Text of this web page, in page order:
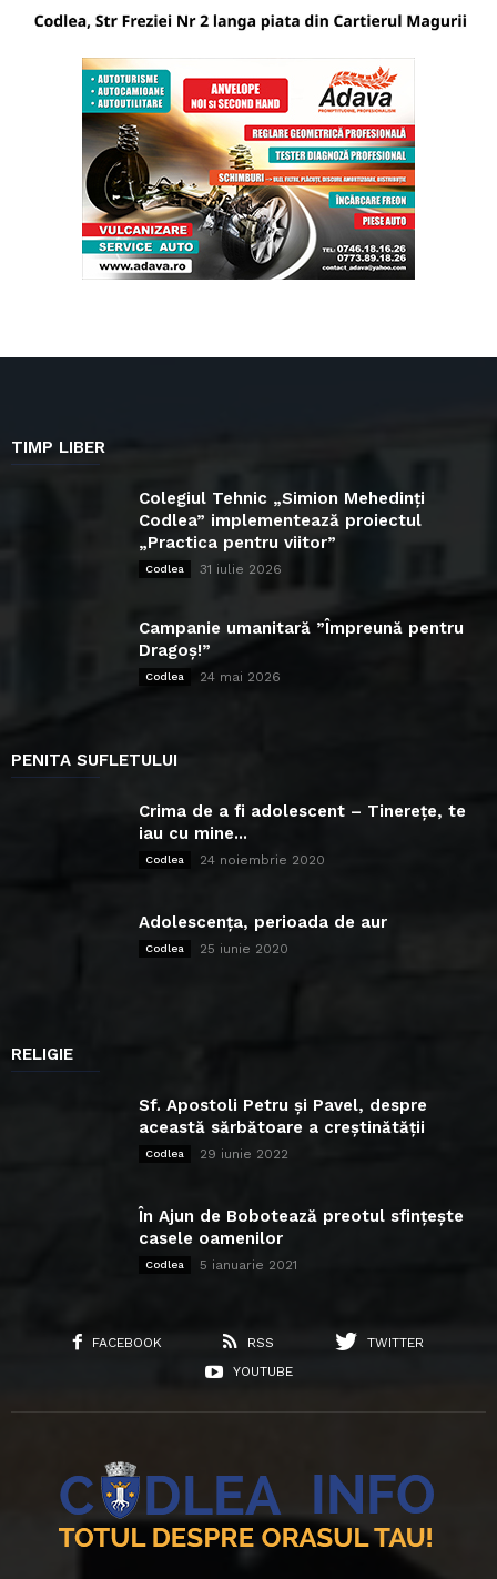
TIMP LIBER
Colegiul Tehnic „Simion Mehedinți
Codlea” implementează proiectul
„Practica pentru viitor”
Codlea 31 iulie 2026
Campanie umanitară ”Împreună pentru
Dragoș!”
Codlea 24 mai 2026
PENITA SUFLETULUI
Crima de a fi adolescent – Tinerețe, te
iau cu mine...
Codlea 24 noiembrie 2020
Adolescența, perioada de aur
Codlea 25 iunie 2020
RELIGIE
Sf. Apostoli Petru și Pavel, despre
această sărbătoare a creștinătății
Codlea 29 iunie 2022
În Ajun de Bobotează preotul sfințește
casele oamenilor
Codlea 5 ianuarie 2021
FACEBOOK RSS
TWITTER
YOUTUBE